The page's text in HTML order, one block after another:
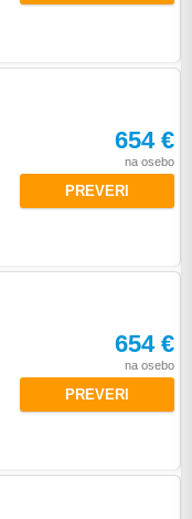
654 €
na osebo
PREVERI
654 €
na osebo
PREVERI